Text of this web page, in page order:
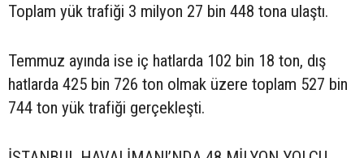
Toplam yük trafiği 3 milyon 27 bin 448 tona ulaştı.
Temmuz ayında ise iç hatlarda 102 bin 18 ton, dış
hatlarda 425 bin 726 ton olmak üzere toplam 527 bin
744 ton yük trafiği gerçekleşti.